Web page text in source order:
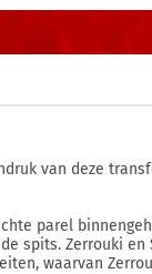
van deze
parel
spits. Zerrouki en
waarvan